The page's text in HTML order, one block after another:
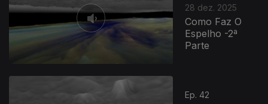
28 dez. 2025
Como Faz O
Espelho -2ª
Parte
Ep. 42